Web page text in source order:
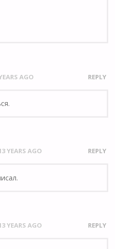
AGO REPLY
YEARS AGO REPLY
YEARS AGO REPLY